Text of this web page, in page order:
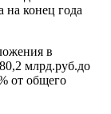
на конец года
в
млрд.руб.до
от общего